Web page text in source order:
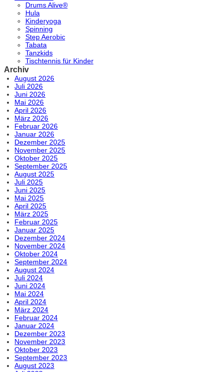
Drums Alive®
Hula
Kinderyoga
Spinning
Step Aerobic
Tabata
Tanzkids
Tischtennis für Kinder
Archiv
August 2026
Juli 2026
Juni 2026
Mai 2026
April 2026
März 2026
Februar 2026
Januar 2026
Dezember 2025
November 2025
Oktober 2025
September 2025
August 2025
Juli 2025
Juni 2025
Mai 2025
April 2025
März 2025
Februar 2025
Januar 2025
Dezember 2024
November 2024
Oktober 2024
September 2024
August 2024
Juli 2024
Juni 2024
Mai 2024
April 2024
März 2024
Februar 2024
Januar 2024
Dezember 2023
November 2023
Oktober 2023
September 2023
August 2023